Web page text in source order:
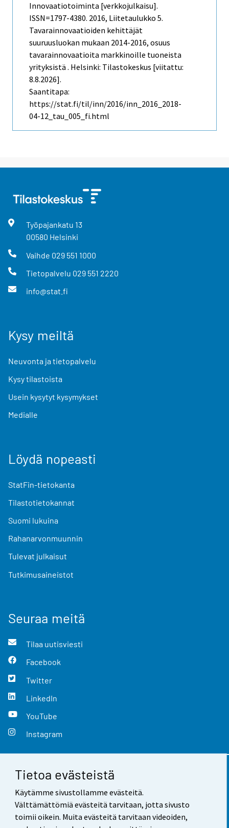
Tietoa evästeistä
Käytämme sivustollamme evästeitä.
Välttämättömiä evästeitä tarvitaan, jotta sivusto
toimii oikein. Muita evästeitä tarvitaan videoiden,
Innovaatiotoiminta [verkkojulkaisu].
ISSN=1797-4380. 2016, Liitetaulukko 5.
Tavarainnovaatioiden kehittäjät
suuruusluokan mukaan 2014-2016, osuus
tavarainnovaatioita markkinoille tuoneista
yrityksistä . Helsinki: Tilastokeskus [viitattu:
8.8.2026].
Saantitapa:
https://stat.fi/til/inn/2016/inn_2016_2018-
04-12_tau_005_fi.html
Työpajankatu 13
00580 Helsinki
Vaihde 029 551 1000
Tietopalvelu 029 551 2220
info@stat.fi
Kysy meiltä
Neuvonta ja tietopalvelu
Kysy tilastoista
Usein kysytyt kysymykset
Medialle
Löydä nopeasti
StatFin-tietokanta
Tilastotietokannat
Suomi lukuina
Rahanarvonmuunnin
Tulevat julkaisut
Tutkimusaineistot
Seuraa meitä
Tilaa uutisviesti
Facebook
Twitter
LinkedIn
YouTube
Instagram
Yhteystiedot
Palaute
Käyttöehdot